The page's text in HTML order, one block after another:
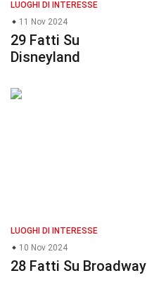
LUOGHI DI INTERESSE
11 Nov 2024
29 Fatti Su
Disneyland
LUOGHI DI INTERESSE
10 Nov 2024
28 Fatti Su Broadway